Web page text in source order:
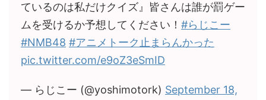
ているのは私だけクイズ』皆さんは誰が罰ゲー
ムを受けるか予想してください！ #らじこー
#NMB48 #アニメトーク止まらんかった
pic.twitter.com/e9oZ3eSmID
— らじこー (@yoshimotork) September 18,